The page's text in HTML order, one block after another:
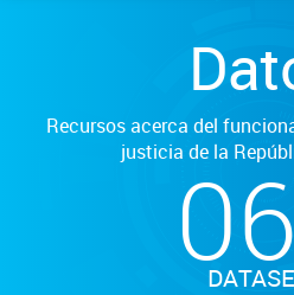
Recursos acerca del
justicia de la